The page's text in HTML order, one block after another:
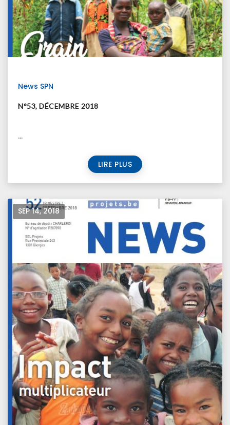
News SPN
N°53, DÉCEMBRE 2018
...
LIRE PLUS
SEP 14, 2018